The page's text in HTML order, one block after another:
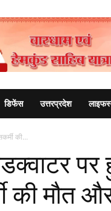
डिफेंस उत्तरप्रदेश
की...
की मौत